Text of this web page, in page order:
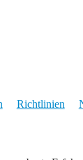
Richtlinien